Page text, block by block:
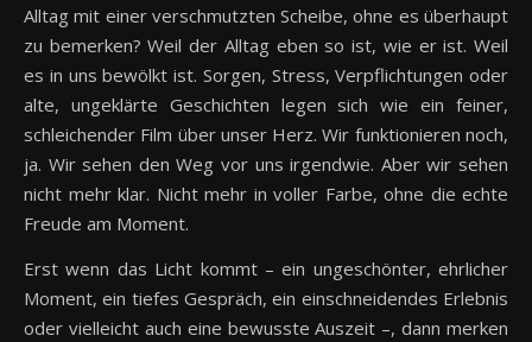
Alltag mit einer verschmutzten Scheibe, ohne es überhaupt
zu bemerken? Weil der Alltag eben so ist, wie er ist. Weil
es in uns bewölkt ist. Sorgen, Stress, Verpflichtungen oder
alte, ungeklärte Geschichten legen sich wie ein feiner,
schleichender Film über unser Herz. Wir funktionieren noch,
ja. Wir sehen den Weg vor uns irgendwie. Aber wir sehen
nicht mehr klar. Nicht mehr in voller Farbe, ohne die echte
Freude am Moment.
Erst wenn das Licht kommt – ein ungeschönter, ehrlicher
Moment, ein tiefes Gespräch, ein einschneidendes Erlebnis
oder vielleicht auch eine bewusste Auszeit –, dann merken